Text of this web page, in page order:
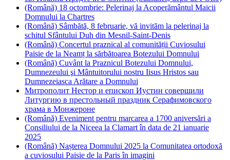
(Română) 18 octombrie: Pelerinaj la Acoperământul Maicii
Domnului la Chartres
(Română) Sâmbătă, 8 februarie, vă invităm la pelerinaj la
schitul Sfântului Duh din Mesnil-Saint-Denis
(Română) Concertul praznical al comunității Cuviosului
Paisie de la Neamț la sărbătoarea Botezului Domnului
(Română) Cuvânt la Praznicul Botezului Domnului,
Dumnezeului şi Mântuitorului nostru Iisus Hristos sau
Dumnezeiasca Arătare a Domnului
Митрополит Нестор и епископ Иустин совершили
Литургию в престольный праздник Серафимовского
храма в Монжероне
(Română) Eveniment pentru marcarea a 1700 aniversări a
Consiliului de la Niceea la Clamart în data de 21 ianuarie
2025
(Română) Nașterea Domnului 2025 la Comunitatea ortodoxă
a cuviosului Paisie de la Paris în imagini